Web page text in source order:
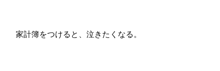
家計簿をつけると、泣きたくなる。